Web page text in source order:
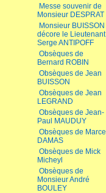
Messe souvenir de
Monsieur DESPRAT
Monsieur BUISSON
décore le Lieutenant
Serge ANTIPOFF
Obsèques de
Bernard ROBIN
Obsèques de Jean
BUISSON
Obsèques de Jean
LEGRAND
Obsèques de Jean-
Paul MAUDUY
Obsèques de Marcel
DAMAS
Obsèques de Mick
Micheyl
Obsèques de
Monsieur André
BOULEY